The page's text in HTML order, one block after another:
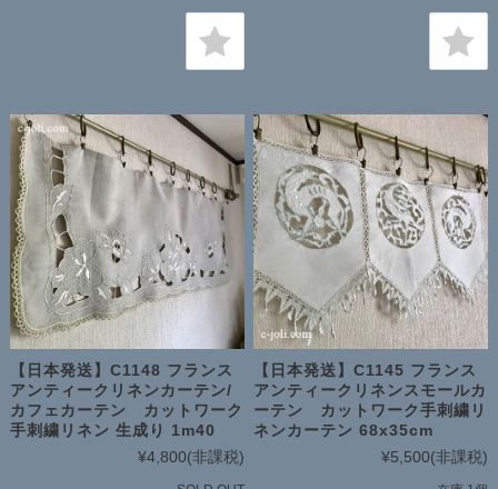
【日本発送】C1148 フランス
アンティークリネンカーテン/
カフェカーテン カットワーク
手刺繍リネン 生成り 1m40
¥4,800(非課税)
【日本発送】C1145 フランス
アンティークリネンスモールカ
ーテン カットワーク手刺繍リ
ネンカーテン 68x35cm
¥5,500(非課税)